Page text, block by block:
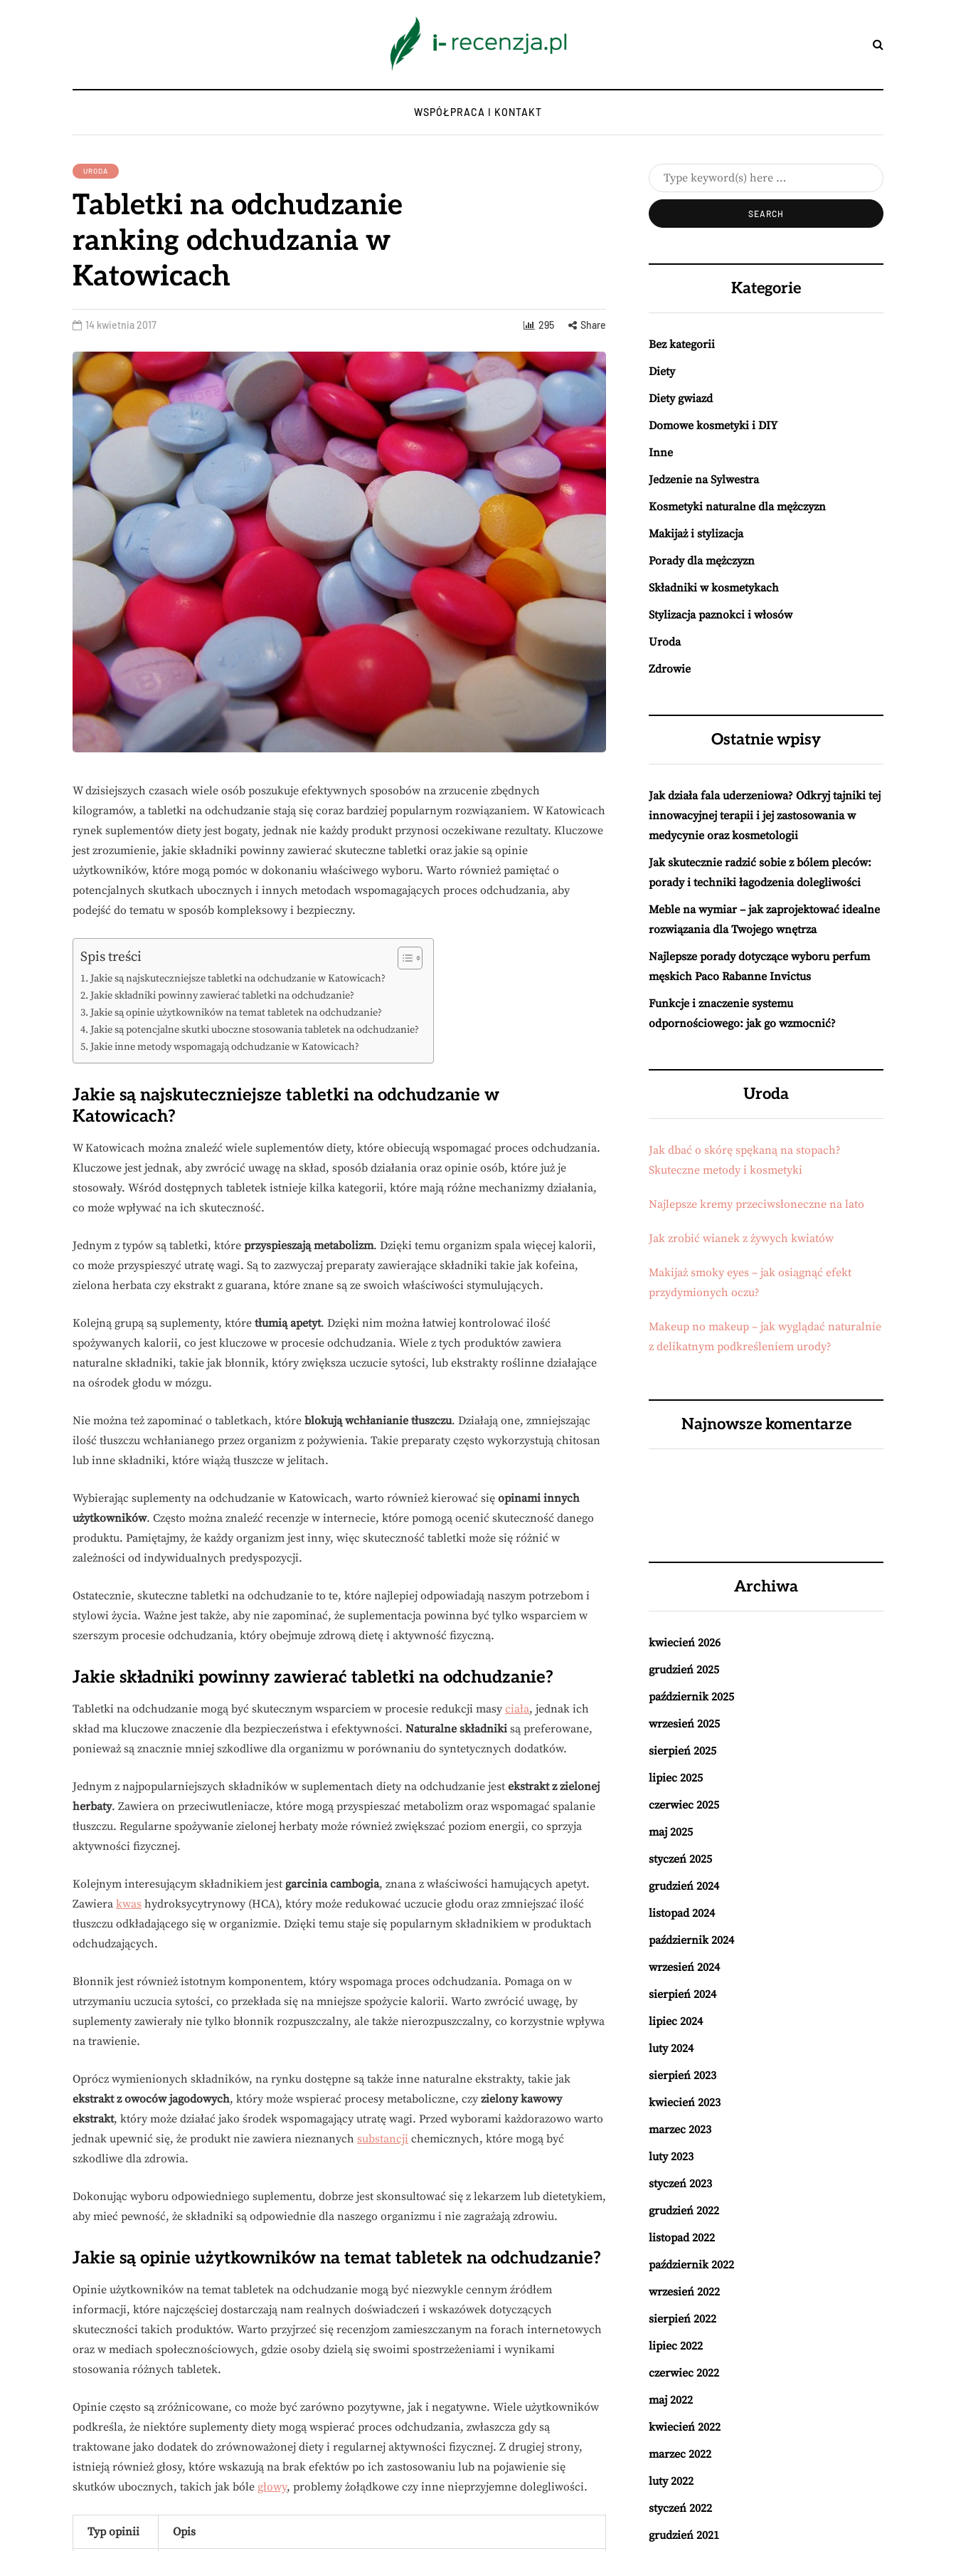
WSPÓŁPRACA I KONTAKT
URODA
Tabletki na odchudzanie
ranking odchudzania w
Katowicach
14 kwietnia 2017 295 Share
W dzisiejszych czasach wiele osób poszukuje efektywnych sposobów na zrzucenie zbędnych
kilogramów, a tabletki na odchudzanie stają się coraz bardziej popularnym rozwiązaniem. W Katowicach
rynek suplementów diety jest bogaty, jednak nie każdy produkt przynosi oczekiwane rezultaty. Kluczowe
jest zrozumienie, jakie składniki powinny zawierać skuteczne tabletki oraz jakie są opinie
użytkowników, które mogą pomóc w dokonaniu właściwego wyboru. Warto również pamiętać o
potencjalnych skutkach ubocznych i innych metodach wspomagających proces odchudzania, aby
podejść do tematu w sposób kompleksowy i bezpieczny.
Spis treści
Jakie są najskuteczniejsze tabletki na odchudzanie w Katowicach?
Jakie składniki powinny zawierać tabletki na odchudzanie?
Jakie są opinie użytkowników na temat tabletek na odchudzanie?
Jakie są potencjalne skutki uboczne stosowania tabletek na odchudzanie?
Jakie inne metody wspomagają odchudzanie w Katowicach?
Jakie są najskuteczniejsze tabletki na odchudzanie w
Katowicach?
W Katowicach można znaleźć wiele suplementów diety, które obiecują wspomagać proces odchudzania.
Kluczowe jest jednak, aby zwrócić uwagę na skład, sposób działania oraz opinie osób, które już je
stosowały. Wśród dostępnych tabletek istnieje kilka kategorii, które mają różne mechanizmy działania,
co może wpływać na ich skuteczność.
Jednym z typów są tabletki, które przyspieszają metabolizm. Dzięki temu organizm spala więcej kalorii,
co może przyspieszyć utratę wagi. Są to zazwyczaj preparaty zawierające składniki takie jak kofeina,
zielona herbata czy ekstrakt z guarana, które znane są ze swoich właściwości stymulujących.
Kolejną grupą są suplementy, które tłumią apetyt. Dzięki nim można łatwiej kontrolować ilość
spożywanych kalorii, co jest kluczowe w procesie odchudzania. Wiele z tych produktów zawiera
naturalne składniki, takie jak błonnik, który zwiększa uczucie sytości, lub ekstrakty roślinne działające
na ośrodek głodu w mózgu.
Nie można też zapominać o tabletkach, które blokują wchłanianie tłuszczu. Działają one, zmniejszając
ilość tłuszczu wchłanianego przez organizm z pożywienia. Takie preparaty często wykorzystują chitosan
lub inne składniki, które wiążą tłuszcze w jelitach.
Wybierając suplementy na odchudzanie w Katowicach, warto również kierować się opinami innych
użytkowników. Często można znaleźć recenzje w internecie, które pomogą ocenić skuteczność danego
produktu. Pamiętajmy, że każdy organizm jest inny, więc skuteczność tabletki może się różnić w
zależności od indywidualnych predyspozycji.
Ostatecznie, skuteczne tabletki na odchudzanie to te, które najlepiej odpowiadają naszym potrzebom i
stylowi życia. Ważne jest także, aby nie zapominać, że suplementacja powinna być tylko wsparciem w
szerszym procesie odchudzania, który obejmuje zdrową dietę i aktywność fizyczną.
Jakie składniki powinny zawierać tabletki na odchudzanie?
Tabletki na odchudzanie mogą być skutecznym wsparciem w procesie redukcji masy ciała, jednak ich
skład ma kluczowe znaczenie dla bezpieczeństwa i efektywności. Naturalne składniki są preferowane,
ponieważ są znacznie mniej szkodliwe dla organizmu w porównaniu do syntetycznych dodatków.
Jednym z najpopularniejszych składników w suplementach diety na odchudzanie jest ekstrakt z zielonej
herbaty. Zawiera on przeciwutleniacze, które mogą przyspieszać metabolizm oraz wspomagać spalanie
tłuszczu. Regularne spożywanie zielonej herbaty może również zwiększać poziom energii, co sprzyja
aktywności fizycznej.
Kolejnym interesującym składnikiem jest garcinia cambogia, znana z właściwości hamujących apetyt.
Zawiera kwas hydroksycytrynowy (HCA), który może redukować uczucie głodu oraz zmniejszać ilość
tłuszczu odkładającego się w organizmie. Dzięki temu staje się popularnym składnikiem w produktach
odchudzających.
Błonnik jest również istotnym komponentem, który wspomaga proces odchudzania. Pomaga on w
utrzymaniu uczucia sytości, co przekłada się na mniejsze spożycie kalorii. Warto zwrócić uwagę, by
suplementy zawierały nie tylko błonnik rozpuszczalny, ale także nierozpuszczalny, co korzystnie wpływa
na trawienie.
Oprócz wymienionych składników, na rynku dostępne są także inne naturalne ekstrakty, takie jak
ekstrakt z owoców jagodowych, który może wspierać procesy metaboliczne, czy zielony kawowy
ekstrakt, który może działać jako środek wspomagający utratę wagi. Przed wyborami każdorazowo warto
jednak upewnić się, że produkt nie zawiera nieznanych substancji chemicznych, które mogą być
szkodliwe dla zdrowia.
Dokonując wyboru odpowiedniego suplementu, dobrze jest skonsultować się z lekarzem lub dietetykiem,
aby mieć pewność, że składniki są odpowiednie dla naszego organizmu i nie zagrażają zdrowiu.
Jakie są opinie użytkowników na temat tabletek na odchudzanie?
Opinie użytkowników na temat tabletek na odchudzanie mogą być niezwykle cennym źródłem
informacji, które najczęściej dostarczają nam realnych doświadczeń i wskazówek dotyczących
skuteczności takich produktów. Warto przyjrzeć się recenzjom zamieszczanym na forach internetowych
oraz w mediach społecznościowych, gdzie osoby dzielą się swoimi spostrzeżeniami i wynikami
stosowania różnych tabletek.
Opinie często są zróżnicowane, co może być zarówno pozytywne, jak i negatywne. Wiele użytkowników
podkreśla, że niektóre suplementy diety mogą wspierać proces odchudzania, zwłaszcza gdy są
traktowane jako dodatek do zrównoważonej diety i regularnej aktywności fizycznej. Z drugiej strony,
istnieją również głosy, które wskazują na brak efektów po ich zastosowaniu lub na pojawienie się
skutków ubocznych, takich jak bóle głowy, problemy żołądkowe czy inne nieprzyjemne dolegliwości.
Typ opinii Opis
Kategorie
Bez kategorii
Diety
Diety gwiazd
Domowe kosmetyki i DIY
Inne
Jedzenie na Sylwestra
Kosmetyki naturalne dla mężczyzn
Makijaż i stylizacja
Porady dla mężczyzn
Składniki w kosmetykach
Stylizacja paznokci i włosów
Uroda
Zdrowie
Ostatnie wpisy
Jak działa fala uderzeniowa? Odkryj tajniki tej
innowacyjnej terapii i jej zastosowania w
medycynie oraz kosmetologii
Jak skutecznie radzić sobie z bólem pleców:
porady i techniki łagodzenia dolegliwości
Meble na wymiar – jak zaprojektować idealne
rozwiązania dla Twojego wnętrza
Najlepsze porady dotyczące wyboru perfum
męskich Paco Rabanne Invictus
Funkcje i znaczenie systemu
odpornościowego: jak go wzmocnić?
Uroda
Jak dbać o skórę spękaną na stopach?
Skuteczne metody i kosmetyki
Najlepsze kremy przeciwsłoneczne na lato
Jak zrobić wianek z żywych kwiatów
Makijaż smoky eyes – jak osiągnąć efekt
przydymionych oczu?
Makeup no makeup – jak wyglądać naturalnie
z delikatnym podkreśleniem urody?
Najnowsze komentarze
Archiwa
kwiecień 2026
grudzień 2025
październik 2025
wrzesień 2025
sierpień 2025
lipiec 2025
czerwiec 2025
maj 2025
styczeń 2025
grudzień 2024
listopad 2024
październik 2024
wrzesień 2024
sierpień 2024
lipiec 2024
luty 2024
sierpień 2023
kwiecień 2023
marzec 2023
luty 2023
styczeń 2023
grudzień 2022
listopad 2022
październik 2022
wrzesień 2022
sierpień 2022
lipiec 2022
czerwiec 2022
maj 2022
kwiecień 2022
marzec 2022
luty 2022
styczeń 2022
grudzień 2021